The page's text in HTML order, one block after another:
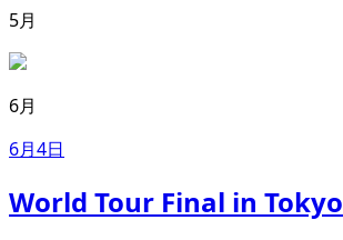
5月
6月
6月4日
World Tour Final in Tokyo